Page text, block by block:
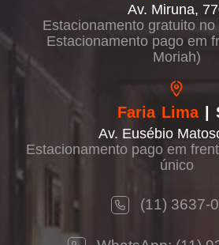
Av. Miruna,
Estacionamento gratuito
Estacionamento pago em
Moriah)
Faria Lima |
Av. Eusébio
Estacionamento pago em
único
(11) 3637-